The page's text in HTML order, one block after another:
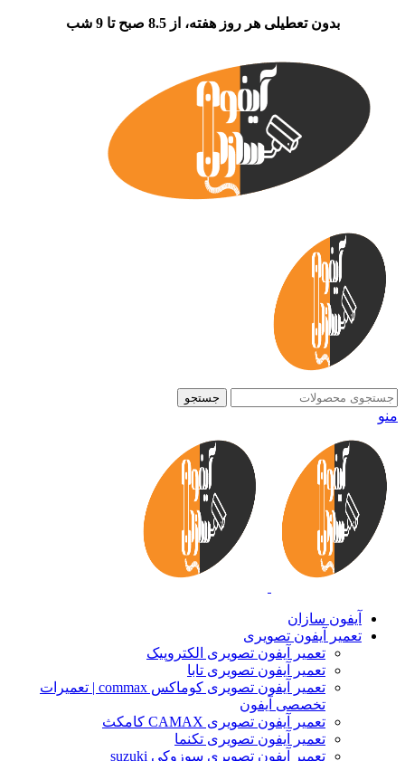
بدون تعطیلی هر روز هفته، از 8.5 صبح تا 9 شب
جستجو
منو
آیفون سازان
تعمیر آیفون تصویری
تعمیر آیفون تصویری الکتروپیک
تعمیر آیفون تصویری تابا
تعمیر آیفون تصویری کوماکس commax | تعمیرات
تخصصی آیفون
تعمیر آیفون تصویری CAMAX کامکث
تعمیر آیفون تصویری تکنما
تعمیر آیفون تصویری سوزوکی suzuki